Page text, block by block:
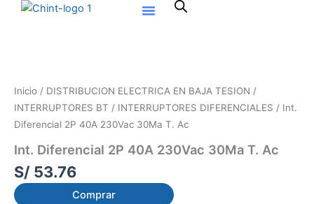
Inicio / DISTRIBUCION ELECTRICA EN BAJA TESION /
INTERRUPTORES BT / INTERRUPTORES DIFERENCIALES / Int.
Diferencial 2P 40A 230Vac 30Ma T. Ac
Int. Diferencial 2P 40A 230Vac 30Ma T. Ac
S/ 53.76
Comprar